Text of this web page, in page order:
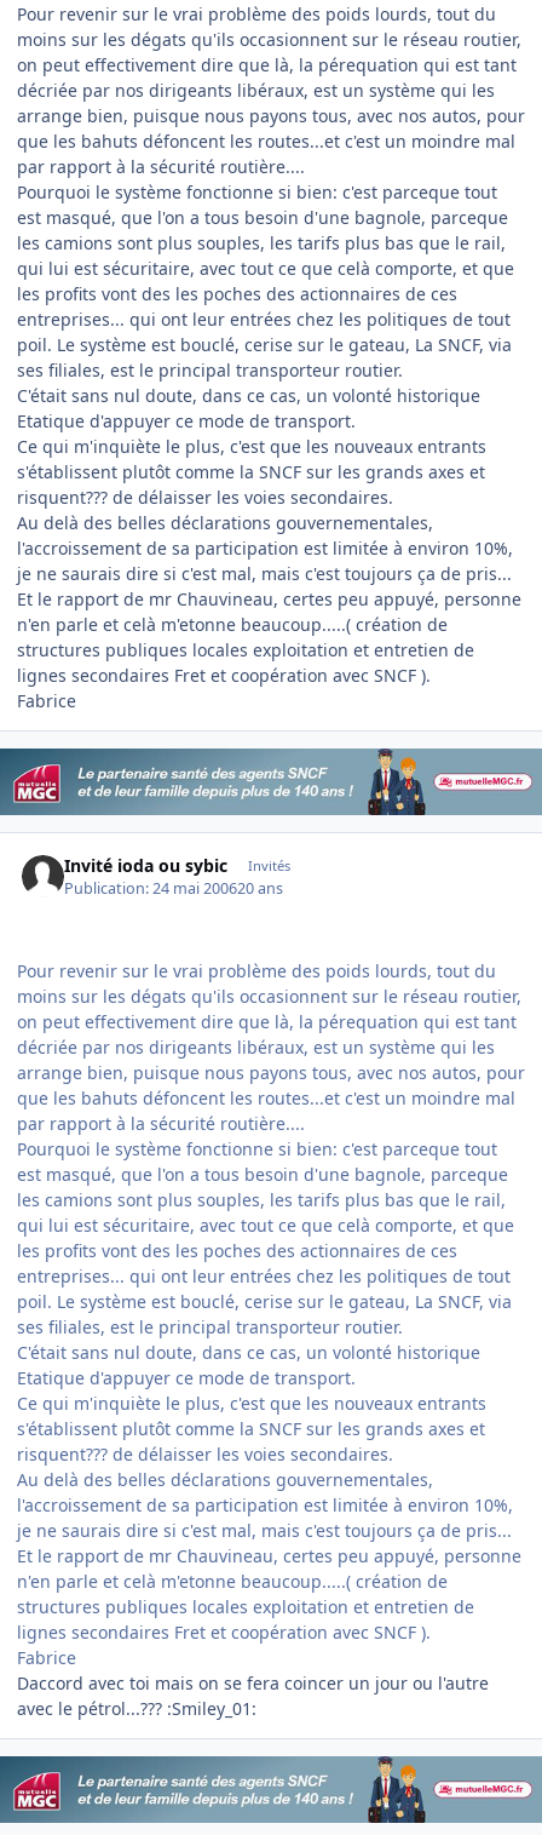
Pour revenir sur le vrai problème des poids lourds, tout du
moins sur les dégats qu'ils occasionnent sur le réseau routier,
on peut effectivement dire que là, la pérequation qui est tant
décriée par nos dirigeants libéraux, est un système qui les
arrange bien, puisque nous payons tous, avec nos autos, pour
que les bahuts défoncent les routes...et c'est un moindre mal
par rapport à la sécurité routière....
Pourquoi le système fonctionne si bien: c'est parceque tout
est masqué, que l'on a tous besoin d'une bagnole, parceque
les camions sont plus souples, les tarifs plus bas que le rail,
qui lui est sécuritaire, avec tout ce que celà comporte, et que
les profits vont des les poches des actionnaires de ces
entreprises... qui ont leur entrées chez les politiques de tout
poil. Le système est bouclé, cerise sur le gateau, La SNCF, via
ses filiales, est le principal transporteur routier.
C'était sans nul doute, dans ce cas, un volonté historique
Etatique d'appuyer ce mode de transport.
Ce qui m'inquiète le plus, c'est que les nouveaux entrants
s'établissent plutôt comme la SNCF sur les grands axes et
risquent??? de délaisser les voies secondaires.
Au delà des belles déclarations gouvernementales,
l'accroissement de sa participation est limitée à environ 10%,
je ne saurais dire si c'est mal, mais c'est toujours ça de pris...
Et le rapport de mr Chauvineau, certes peu appuyé, personne
n'en parle et celà m'etonne beaucoup.....( création de
structures publiques locales exploitation et entretien de
lignes secondaires Fret et coopération avec SNCF ).
Fabrice
Invité ioda ou sybic Invités
Publication:24 mai 200620 ans
Pour revenir sur le vrai problème des poids lourds, tout du
moins sur les dégats qu'ils occasionnent sur le réseau routier,
on peut effectivement dire que là, la pérequation qui est tant
décriée par nos dirigeants libéraux, est un système qui les
arrange bien, puisque nous payons tous, avec nos autos, pour
que les bahuts défoncent les routes...et c'est un moindre mal
par rapport à la sécurité routière....
Pourquoi le système fonctionne si bien: c'est parceque tout
est masqué, que l'on a tous besoin d'une bagnole, parceque
les camions sont plus souples, les tarifs plus bas que le rail,
qui lui est sécuritaire, avec tout ce que celà comporte, et que
les profits vont des les poches des actionnaires de ces
entreprises... qui ont leur entrées chez les politiques de tout
poil. Le système est bouclé, cerise sur le gateau, La SNCF, via
ses filiales, est le principal transporteur routier.
C'était sans nul doute, dans ce cas, un volonté historique
Etatique d'appuyer ce mode de transport.
Ce qui m'inquiète le plus, c'est que les nouveaux entrants
s'établissent plutôt comme la SNCF sur les grands axes et
risquent??? de délaisser les voies secondaires.
Au delà des belles déclarations gouvernementales,
l'accroissement de sa participation est limitée à environ 10%,
je ne saurais dire si c'est mal, mais c'est toujours ça de pris...
Et le rapport de mr Chauvineau, certes peu appuyé, personne
n'en parle et celà m'etonne beaucoup.....( création de
structures publiques locales exploitation et entretien de
lignes secondaires Fret et coopération avec SNCF ).
Fabrice
Daccord avec toi mais on se fera coincer un jour ou l'autre
avec le pétrol...??? :Smiley_01: